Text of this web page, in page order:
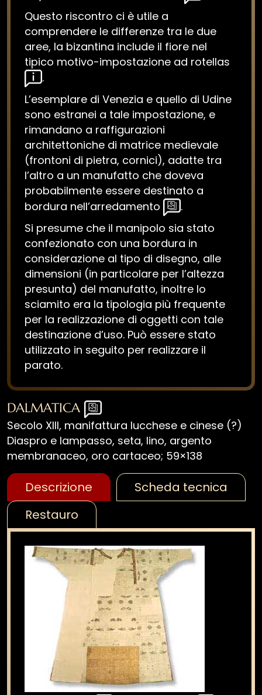
Questo riscontro ci è utile a
comprendere le differenze tra le due
aree, la bizantina include il fiore nel
tipico motivo-impostazione ad rotellas
.
L’esemplare di Venezia e quello di Udine
sono estranei a tale impostazione, e
rimandano a raffigurazioni
architettoniche di matrice medievale
(frontoni di pietra, cornici), adatte tra
l’altro a un manufatto che doveva
probabilmente essere destinato a
bordura nell’arredamento
.
Si presume che il manipolo sia stato
confezionato con una bordura in
considerazione al tipo di disegno, alle
dimensioni (in particolare per l’altezza
presunta) del manufatto, inoltre lo
sciamito era la tipologia più frequente
per la realizzazione di oggetti con tale
destinazione d’uso. Può essere stato
utilizzato in seguito per realizzare il
parato.
DALMATICA
Secolo XIII, manifattura lucchese e cinese (?)
Diaspro e lampasso, seta, lino, argento
membranaceo, oro cartaceo; 59×138
Descrizione
Scheda tecnica
Restauro